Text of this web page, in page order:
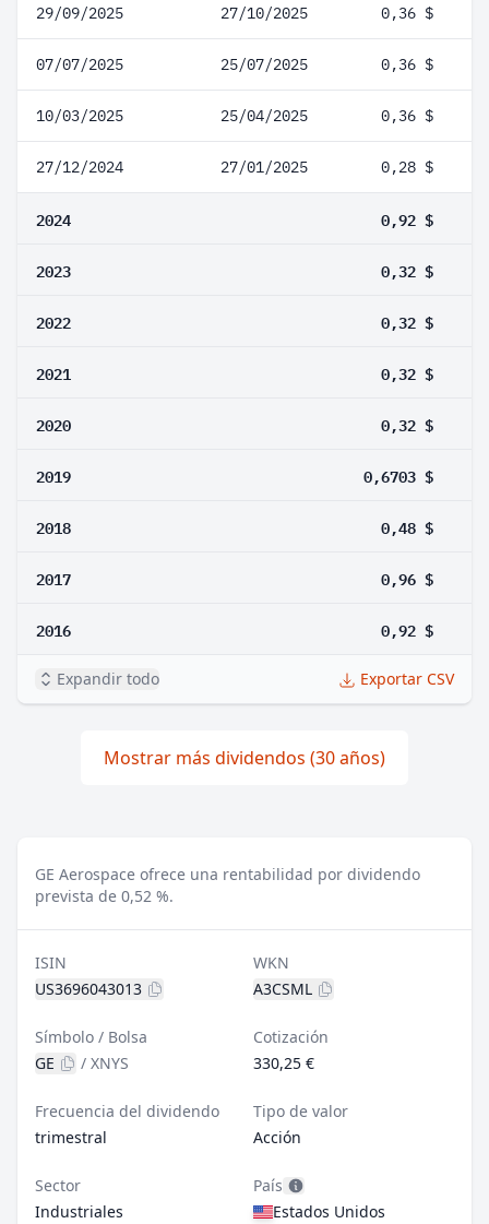
29/09/2025 27/10/2025 0,36 $
07/07/2025 25/07/2025 0,36 $
10/03/2025 25/04/2025 0,36 $
27/12/2024 27/01/2025 0,28 $
2024 0,92 $
2023 0,32 $
2022 0,32 $
2021 0,32 $
2020 0,32 $
2019 0,6703 $
2018 0,48 $
2017 0,96 $
2016 0,92 $
Expandir todo Exportar CSV
Mostrar más dividendos (30 años)
GE Aerospace ofrece una rentabilidad por dividendo
prevista de 0,52 %.
ISIN
US3696043013
WKN
A3CSML
Símbolo / Bolsa
GE
/ XNYS
Cotización
330,25 €
Frecuencia del dividendo
trimestral
Tipo de valor
Acción
Sector
Industriales
País
Estados Unidos